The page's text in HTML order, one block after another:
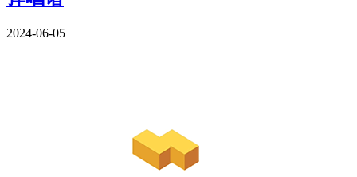
2024-06-05